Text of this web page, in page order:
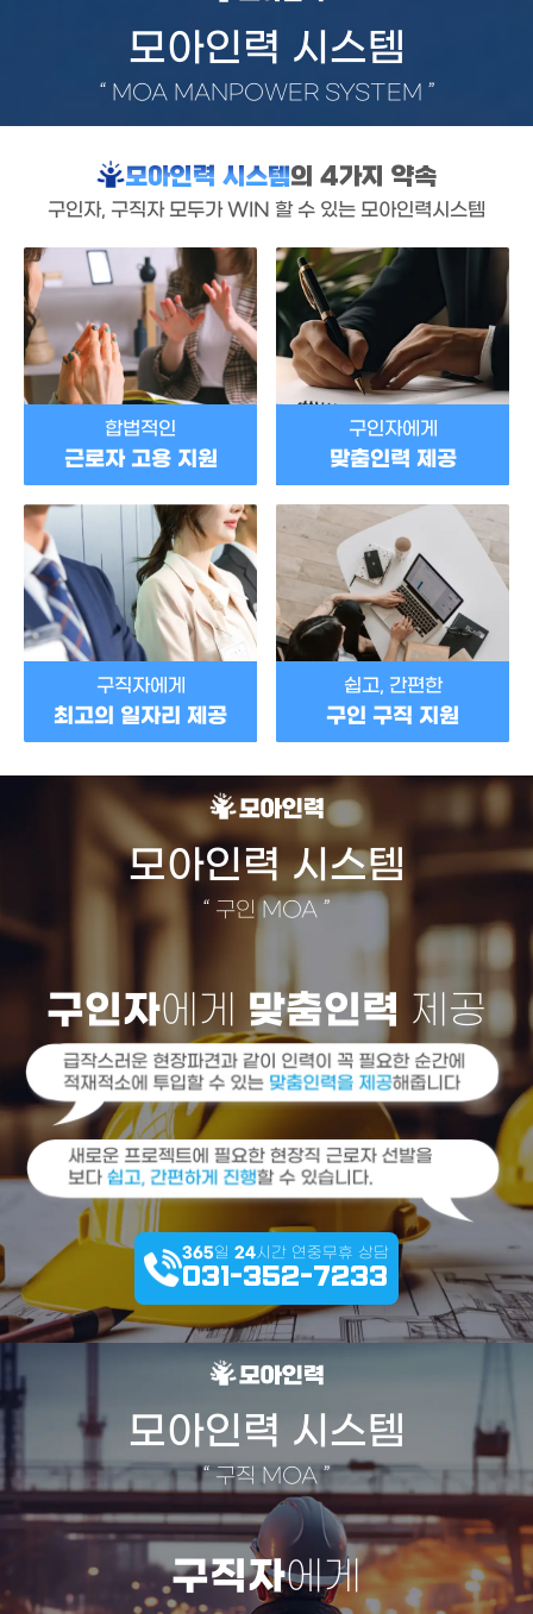
모아인력 시스템
“ MOA MANPOWER SYSTEM ”
모아인력 시스템의 4가지 약속
구인자, 구직자 모두가 WIN 할 수 있는 모아인력시스템
합법적인
근로자 고용 지원
구인자에게
맞춤인력 제공
구직자에게
최고의 일자리 제공
쉽고, 간편한
구인 구직 지원
모아인력 시스템
“ 구인 MOA ”
구인자에게 맞춤인력 제공
365일 24시간 연중무휴 상담
031-352-7233
모아인력 시스템
“구직 MOA ”
구직자에게